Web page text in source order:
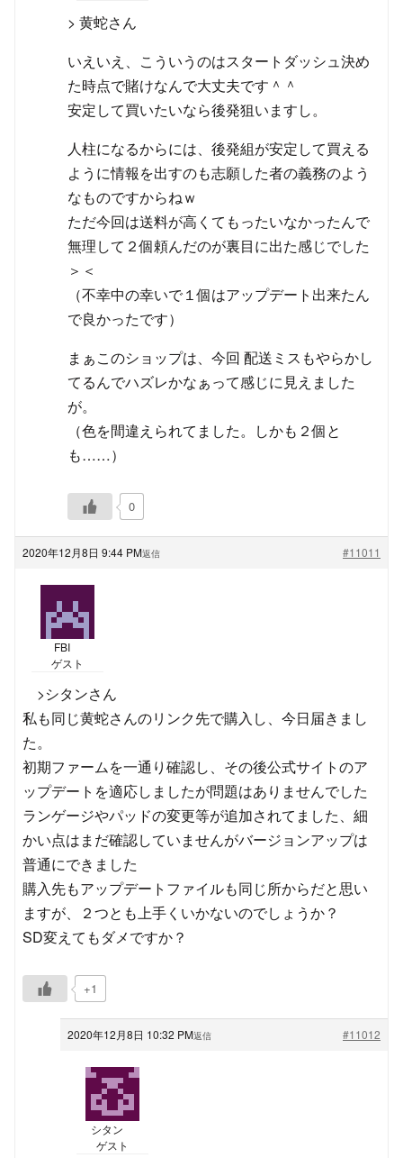
> 黄蛇さん
いえいえ、こういうのはスタートダッシュ決め
た時点で賭けなんで大丈夫です＾＾
安定して買いたいなら後発狙いますし。
人柱になるからには、後発組が安定して買える
ように情報を出すのも志願した者の義務のよう
なものですからねｗ
ただ今回は送料が高くてもったいなかったんで
無理して２個頼んだのが裏目に出た感じでした
＞＜
（不幸中の幸いで１個はアップデート出来たん
で良かったです）
まぁこのショップは、今回 配送ミスもやらかし
てるんでハズレかなぁって感じに見えました
が。
（色を間違えられてました。しかも２個と
も……）
0
2020年12月8日 9:44 PM #11011
返信
FBI
ゲスト
>シタンさん
私も同じ黄蛇さんのリンク先で購入し、今日届きまし
た。
初期ファームを一通り確認し、その後公式サイトのア
ップデートを適応しましたが問題はありませんでした
ランゲージやパッドの変更等が追加されてました、細
かい点はまだ確認していませんがバージョンアップは
普通にできました
購入先もアップデートファイルも同じ所からだと思い
ますが、２つとも上手くいかないのでしょうか？
SD変えてもダメですか？
+1
2020年12月8日 10:32 PM #11012
返信
シタン
ゲスト